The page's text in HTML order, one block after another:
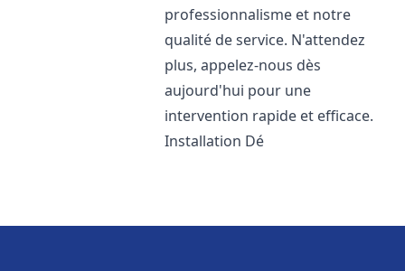
professionnalisme et notre
qualité de service. N'attendez
plus, appelez-nous dès
aujourd'hui pour une
intervention rapide et efficace.
Installation Dé